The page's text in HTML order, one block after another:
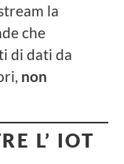
la
che
di dati da
non
L’ IOT